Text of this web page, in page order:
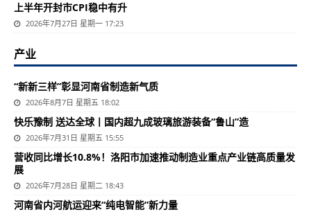
上半年开封市CPI稳中有升
2026年7月27日 星期一 17:23
产业
“新新三样”彰显河南省制造新气质
2026年8月7日 星期五 18:02
快乐豫制 送达全球丨国内超九成玻璃旅游装备“鲁山”造
2026年7月31日 星期五 15:55
营收同比增长10.8%！洛阳市加速推动制造业重点产业链高质量发
展
2026年7月28日 星期二 18:43
河南省内河航运迎来“纯电智能”新力量